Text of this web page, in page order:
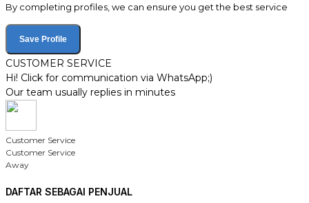
By completing profiles, we can ensure you get the best service
Save Profile
CUSTOMER SERVICE
Hi! Click for communication via WhatsApp;)
Our team usually replies in minutes
Customer Service
Customer Service
Away
DAFTAR SEBAGAI PENJUAL